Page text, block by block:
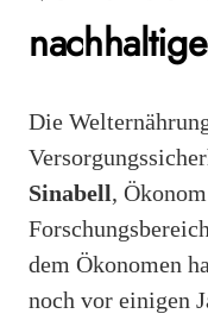
Die
Sinabell,
dem Ökonomen
noch vor einigen